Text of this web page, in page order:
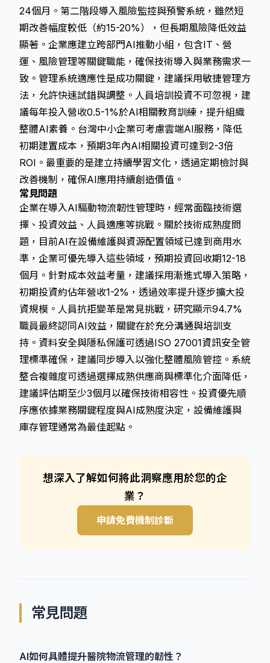
24個月。第二階段導入風險監控與預警系統，雖然短
期改善幅度較低（約15-20%），但長期風險降低效益
顯著。企業應建立跨部門AI推動小組，包含IT、營
運、風險管理等關鍵職能，確保技術導入與業務需求一
致。管理系統適應性是成功關鍵，建議採用敏捷管理方
法，允許快速試錯與調整。人員培訓投資不可忽視，建
議每年投入營收0.5-1%於AI相關教育訓練，提升組織
整體AI素養。台灣中小企業可考慮雲端AI服務，降低
初期建置成本，預期3年內AI相關投資可達到2-3倍
ROI。最重要的是建立持續學習文化，透過定期檢討與
改善機制，確保AI應用持續創造價值。
常見問題
企業在導入AI驅動物流韌性管理時，經常面臨技術選
擇、投資效益、人員適應等挑戰。關於技術成熟度問
題，目前AI在設備維護與資源配置領域已達到商用水
準，企業可優先導入這些領域，預期投資回收期12-18
個月。針對成本效益考量，建議採用漸進式導入策略，
初期投資約佔年營收1-2%，透過效率提升逐步擴大投
資規模。人員抗拒變革是常見挑戰，研究顯示94.7%
職員最終認同AI效益，關鍵在於充分溝通與培訓支
持。資料安全與隱私保護可透過ISO 27001資訊安全管
理標準確保，建議同步導入以強化整體風險管控。系統
整合複雜度可透過選擇成熟供應商與標準化介面降低，
建議評估期至少3個月以確保技術相容性。投資優先順
序應依據業務關鍵程度與AI成熟度決定，設備維護與
庫存管理通常為最佳起點。
想深入了解如何將此洞察應用於您的企
業？
申請免費機制診斷
常見問題
AI如何具體提升醫院物流管理的韌性？